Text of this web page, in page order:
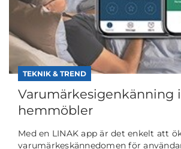
TEKNIK & TREND
Varumärkesigenkänning
hemmöbler
Med en LINAK app är det enkelt att
varumärkeskännedomen för